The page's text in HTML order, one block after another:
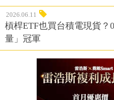
2026.06.11
槓桿ETF也買台積電現貨？
量」冠軍